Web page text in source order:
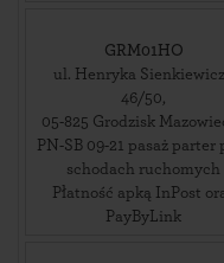
GRM01HO
ul. Henryka
46/50,
05-825 Grodzisk
PN-SB 09-21 pasaż parter
schodach ruchomych
Płatność apką InPost
PayByLink